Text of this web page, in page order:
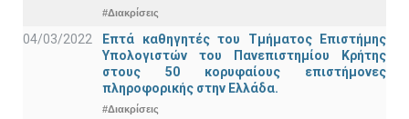
#Διακρίσεις
04/03/2022
Επτά καθηγητές του Τμήματος Επιστήμης
Υπολογιστών του Πανεπιστημίου Κρήτης
στους 50 κορυφαίους επιστήμονες
πληροφορικής στην Ελλάδα.
#Διακρίσεις